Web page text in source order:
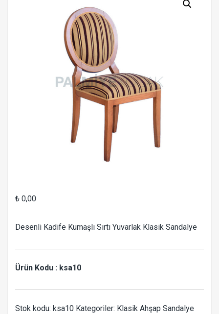
₺ 0,00
Desenli Kadife Kumaşlı Sırtı Yuvarlak Klasik Sandalye
Ürün Kodu : ksa10
Stok kodu: ksa10 Kategoriler: Klasik Ahşap Sandalye